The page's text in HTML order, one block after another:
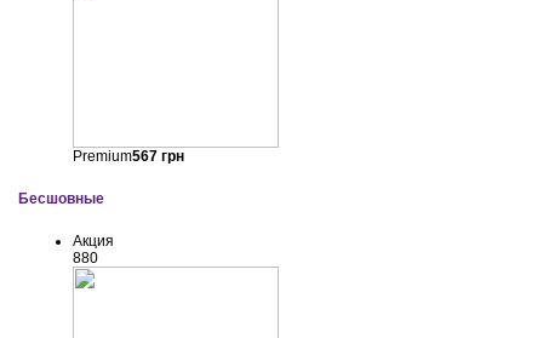
Premium567грн
Бесшовные
Акция
880